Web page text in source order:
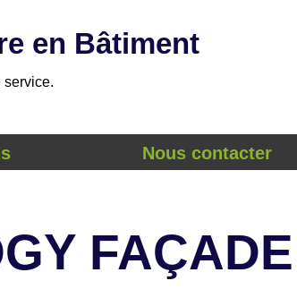
en Bâtiment
service.
Nous contacter
FAÇADE